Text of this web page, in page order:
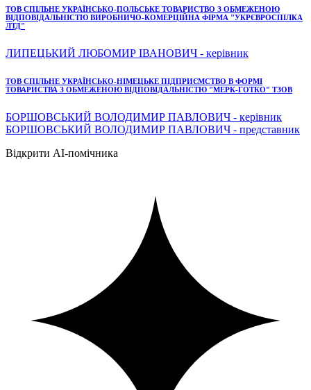
ТОВ СПІЛЬНЕ УКРАЇНСЬКО-ПОЛЬСЬКЕ ТОВАРИСТВО З ОБМЕЖЕНОЮ
ВІДПОВІДАЛЬНІСТЮ ВИРОБНИЧО-КОМЕРЦІЙНА ФІРМА "УКРЄВРОСПІЛКА
ЛТД"
ЛИПЕЦЬКИЙ ЛЮБОМИР ІВАНОВИЧ - керівник
ТОВ СПІЛЬНЕ УКРАЇНСЬКО-НІМЕЦЬКЕ ПІДПРИЄМСТВО В ФОРМІ
ТОВАРИСТВА З ОБМЕЖЕНОЮ ВІДПОВІДАЛЬНІСТЮ "МЕРК-ГОТКО" ТЗОВ
БОРШОВСЬКИЙ ВОЛОДИМИР ПАВЛОВИЧ - керівник
БОРШОВСЬКИЙ ВОЛОДИМИР ПАВЛОВИЧ - представник
Відкрити AI-помічника